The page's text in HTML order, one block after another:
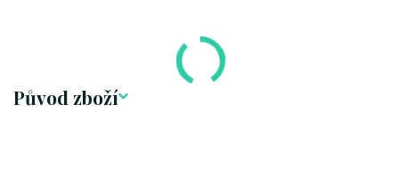
Původ zboží